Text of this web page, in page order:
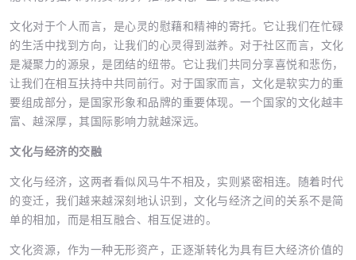
文化对于个人而言，是心灵的慰藉和精神的寄托。它让我们在忙碌
的生活中找到方向，让我们的心灵得到滋养。对于社区而言，文化
是凝聚力的源泉，是团结的纽带。它让我们共同分享喜悦和悲伤，
让我们在相互扶持中共同前行。对于国家而言，文化是软实力的重
要组成部分，是国家形象和品牌的重要体现。一个国家的文化越丰
富、越深厚，其国际影响力就越深远。
文化与经济的交融
文化与经济，这两者看似风马牛不相及，实则紧密相连。随着时代
的变迁，我们越来越深刻地认识到，文化与经济之间的关系不是简
单的相加，而是相互融合、相互促进的。
文化资源，作为一种无形资产，正逐渐转化为具有巨大经济价值的